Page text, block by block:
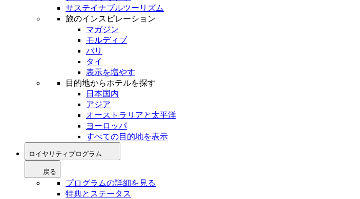
サステイナブルツーリズム
旅のインスピレーション
マガジン
モルディブ
バリ
タイ
表示を増やす
目的地からホテルを探す
日本国内
アジア
オーストラリアと太平洋
ヨーロッパ
すべての目的地を表示
ロイヤリティプログラム
戻る
プログラムの詳細を見る
特典とステータス